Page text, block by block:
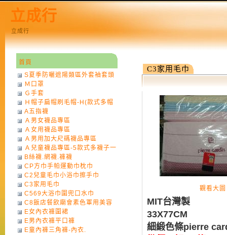
立成行
立成行
C3家用毛巾
觀看大圖
MIT台灣製
33X77CM
細緞色條pierre
首頁
S夏季防曬遮陽類區外套袖套頭
巾
Ｍ口罩
Ｇ手套
Ｈ帽子扁帽刷毛帽-H(款式多帽
子一律不挑色)
A五指襪
Ａ男女襪品專區
Ａ女用襪品專區
Ａ男用加大尺碼襪品專區
Ａ兒童襪品專區-5款式多襪子一
律不挑款式花色)
B絲襪.網襪.褲襪
CP方巾手帕運動巾枕巾
C2兒童毛巾小浴巾擦手巾
C3家用毛巾
C569大浴巾圍兜口水巾
C8飯店餐飲廟會素色軍用美容
巾
E女內衣褲圍裙
E男內衣褲平口褲
E童內褲三角褲-內衣.